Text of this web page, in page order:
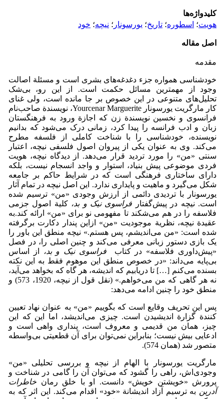
کلیدواژه‌ها
هویت؛ اسطوره؛ تاریخ؛ یورسونار ؛ نیچه؛ خود
اصل مقاله
مقدمه
خودشناسی همواره جزء دغدغه‌های بشری است و مسئلة اصالت
وجود از مهمترین مسائل حکمت است. از این رو، بی‌شک
تحلیل‌های متنوعی در این خصوص بر جا مانده است، ولی غنای
کار مارگریت یورسونار Yourcenar Marguerite، نویسندة صاحب‌نام
فرانسوی و نخسین نویسندة زن که اجازة ورود به فرهنگستان
زبان و ادب فرانسه را پیدا کرد، زمانی درک می‌شود که بدانیم
نویسنده، خودشناسی را با شناخت کاملی از فلسفه مطرح
می‌کند. وی به عنوان یکی از پیروان اصول فلسفی نیچه، اعتبار
سنتی «من» را مورد تردید قرار می‌دهد. از دیدگاه نیچه، هویت
فردی موضوعی پیش بنیاد، استوار و واجد انسجام نیست، بلکه
دارای ساختاری فرهنگی است که در شرایط حاکم بر جامعه
شکل می‌گیرد و ماهیت و پایداری ندارد. این اصل نیچه در تمام آثار
یورسونار با تردیدی دائمی از ارزش وجودی «من» ترسیم شده
است. نیچه در پیش‌گفتار فراسوی نیک و بد، کلیة اصول جزمی
فلاسفه را در هم می‌شکند تا مفهومی نو برای «من» ارائه کند.به
عقیدة نیچه، نظریة موجودیت «من» ازاین پندار دکارت برگرفته
شده است: «من می‌اندیشم، پس هستم.» نیچه منطق این باور را
یک بازی دستور زبانی معرفی می‌کند و چنین اصلی را، در فصل
«پیش‌داوری فلاسفه» در کتاب فراسوی نیک و بد،
از اساس
بی‌پایه می‌داند: «در خصوص منطق این موهوم فقط به این نکته
بسنده می‌کنم […] تا دریابیم که اندیشه، هر گاه که بخواهد می‌آید،
نه هر گاهی که من می‌خواهم.» (نقل قول از نیچه، 1920، 573) و
منطق خود را چنین ادامه می‌دهد:
پس این تحریف وقایع است که بگوییم «من» به عنوان نهاد تعیین
کنندة گزارة اندیشیدن است. چیزی می‌اندیشد، اما این که این
چیز، همان من قدیمی و معروف است، پنداری واهی است و
ادعایی بیش نیست؛ بنابراین نمی‌توان برای آن قطعیتی بی‌واسطه
متصور شد (همان 574).
مارگریت یورسونار با الهام از نیچه و بررسی تحلیلی «من»
وجودی‌اش، راهی را گشود که می‌توان آن را گامی در شناخت و
پرورش «خویشتن خویش» دانست. او با خلق رمان خاطرات
آدرین به ترسیم آزاد اندیشانة «خود» اقدام می‌کند. این اثر که به